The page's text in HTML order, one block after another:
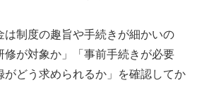
は制度の趣旨や手続きが細かいの
修が対象か」「事前手続きが必要
がどう求められるか」を確認してか